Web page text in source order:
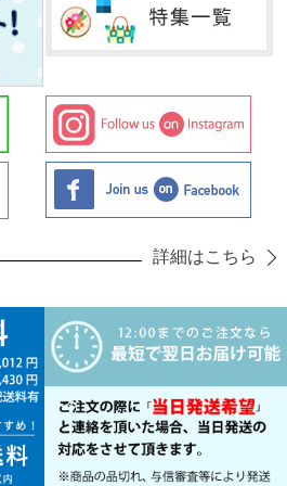
詳細はこちら